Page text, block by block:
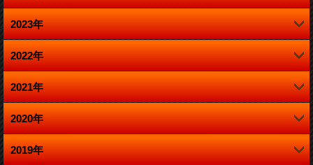
10月 (1)
8月 (1)
4月 (1)
12月 (1)
10月 (1)
8月 (1)
4月 (1)
3月 (1)
2023年
12月 (5)
11月 (1)
10月 (2)
8月 (1)
2022年
12月 (2)
11月 (1)
10月 (3)
2021年
12月 (2)
11月 (1)
2020年
12月 (2)
2019年